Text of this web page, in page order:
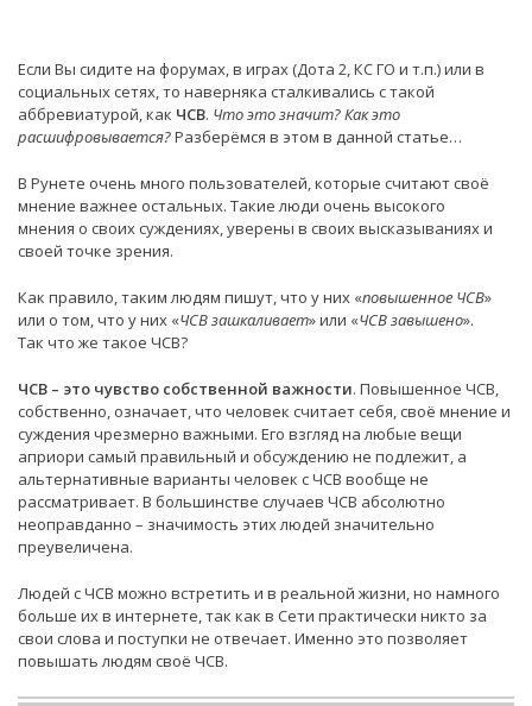
Если Вы сидите на форумах, в играх (Дота 2, КС ГО и т.п.) или в
социальных сетях, то наверняка сталкивались с такой
аббревиатурой, как ЧСВ. Что это значит? Как это
расшифровывается?Разберёмся в этом в данной статье…
В Рунете очень много пользователей, которые считают своё
мнение важнее остальных. Такие люди очень высокого
мнения о своих суждениях, уверены в своих высказываниях и
своей точке зрения.
Как правило, таким людям пишут, что у них «повышенное ЧСВ»
или о том, что у них «ЧСВ зашкаливает» или «ЧСВ завышено».
Так что же такое ЧСВ?
ЧСВ – это чувство собственной важности. Повышенное ЧСВ,
собственно, означает, что человек считает себя, своё мнение и
суждения чрезмерно важными. Его взгляд на любые вещи
априори самый правильный и обсуждению не подлежит, а
альтернативные варианты человек с ЧСВ вообще не
рассматривает. В большинстве случаев ЧСВ абсолютно
неоправданно – значимость этих людей значительно
преувеличена.
Людей с ЧСВ можно встретить и в реальной жизни, но намного
больше их в интернете, так как в Сети практически никто за
свои слова и поступки не отвечает. Именно это позволяет
повышать людям своё ЧСВ.